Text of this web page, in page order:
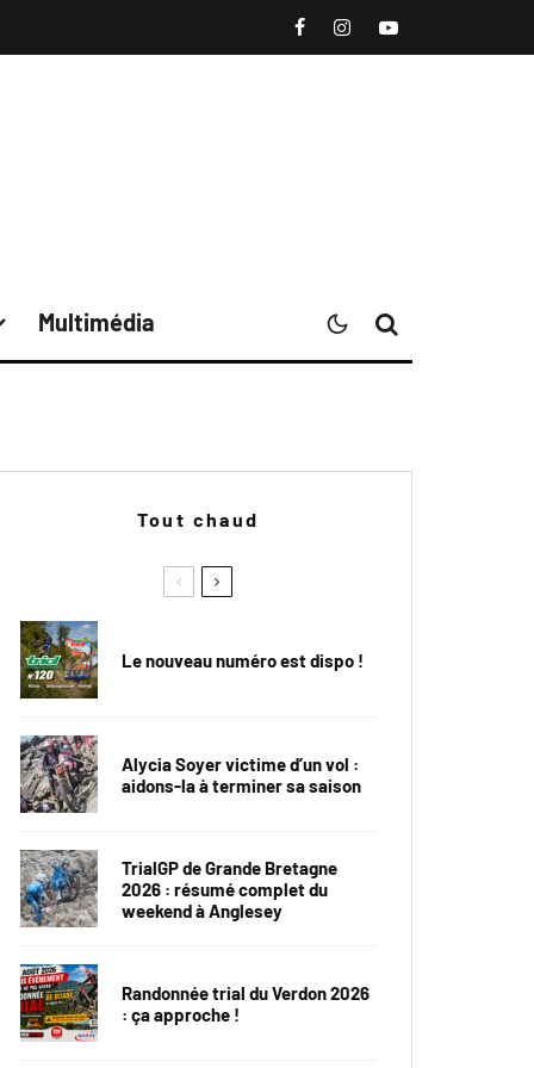
Multimédia
Tout chaud
Le nouveau numéro est dispo !
Alycia Soyer victime d’un vol :
aidons-la à terminer sa saison
TrialGP de Grande Bretagne
2026 : résumé complet du
weekend à Anglesey
Randonnée trial du Verdon 2026
: ça approche !